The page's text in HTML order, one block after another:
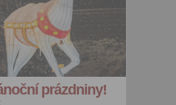
prázdniny!